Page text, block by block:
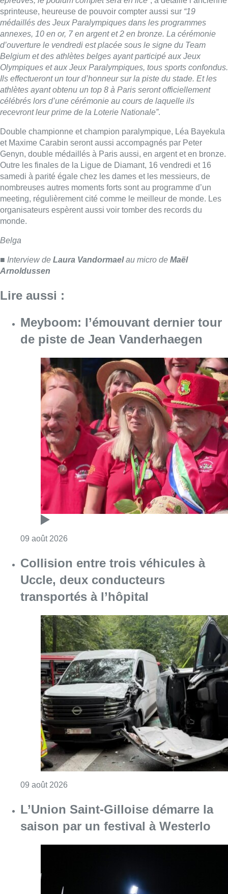
et Maxime Carabin seront aussi accompagnés par Peter
Genyn, double médaillés à Paris aussi, en argent et en bronze.
Outre les finales de la Ligue de Diamant, 16 vendredi et 16
samedi à parité égale chez les dames et les messieurs, de
nombreuses autres moments forts sont au programme d’un
meeting, régulièrement cité comme le meilleur de monde. Les
organisateurs espèrent aussi voir tomber des records du
monde.
Belga
Arnoldussen
Lire aussi :
Meyboom: l’émouvant dernier tour
de piste de Jean Vanderhaegen
09 août 2026Consulter l'article "Meyboom: l’émouvant
Collision entre trois véhicules à
Uccle, deux conducteurs
transportés à l’hôpital
09 août 2026Consulter l'article "Collision entre trois
L’Union Saint-Gilloise démarre la
saison par un festival à Westerlo
09 août 2026 Consulter l'article "L’Union Saint-Gilloise